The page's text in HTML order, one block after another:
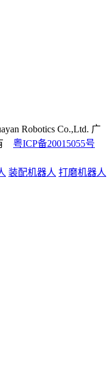
Robotics Co.,Ltd. 广
粤ICP备20015055号
装配机器人 打磨机器人